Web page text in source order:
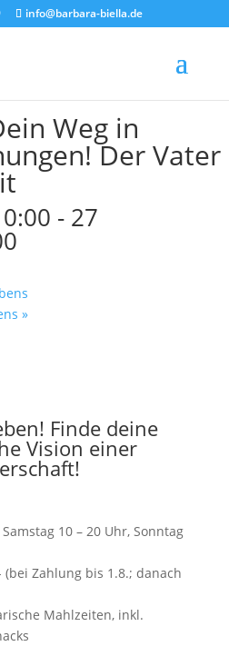
info@barbara-biella.de
Weg in
Der Vater
- 27
»
Finde deine
Vision einer
10 – 20 Uhr, Sonntag
Zahlung bis 1.8.; danach
Mahlzeiten, inkl.